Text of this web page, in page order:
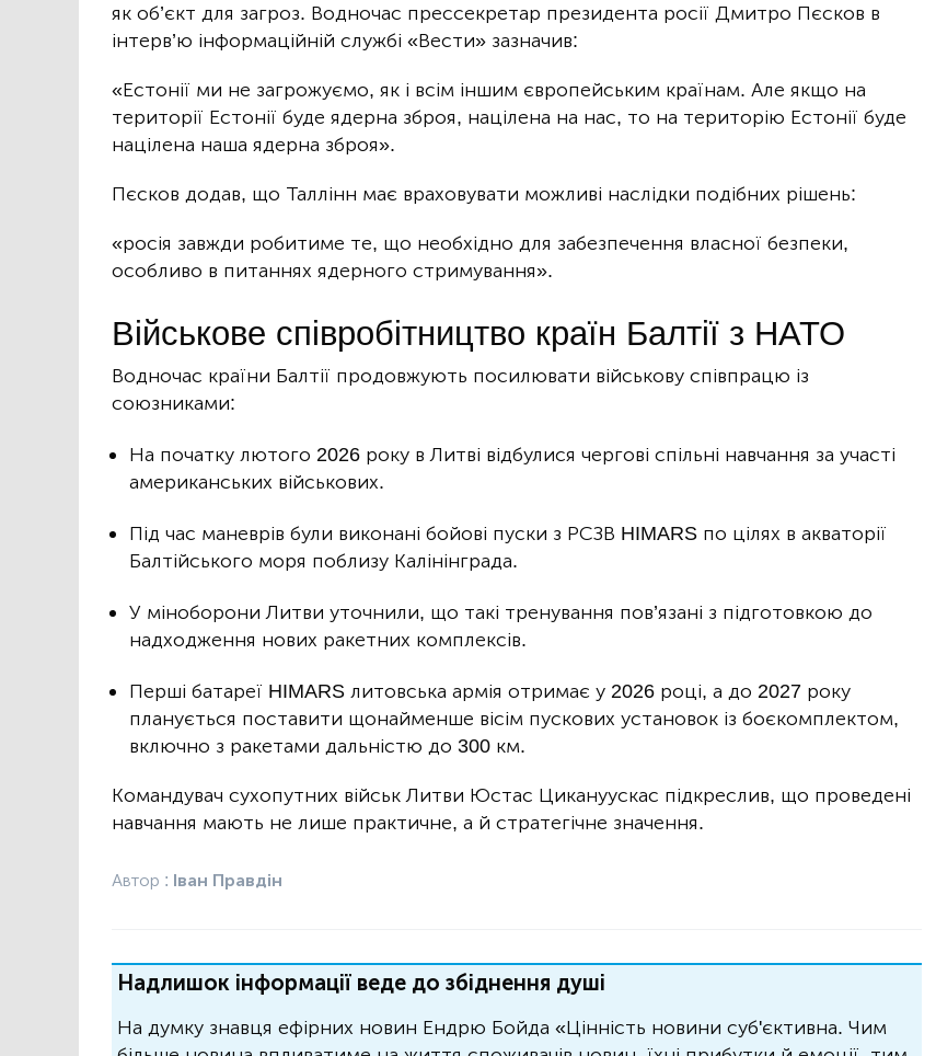
як об’єкт для загроз. Водночас прессекретар президента росії Дмитро Пєсков в
інтерв’ю інформаційній службі «Вести» зазначив:
«Естонії ми не загрожуємо, як і всім іншим європейським країнам. Але якщо на
території Естонії буде ядерна зброя, націлена на нас, то на територію Естонії буде
націлена наша ядерна зброя».
Пєсков додав, що Таллінн має враховувати можливі наслідки подібних рішень:
«росія завжди робитиме те, що необхідно для забезпечення власної безпеки,
особливо в питаннях ядерного стримування».
Військове співробітництво країн Балтії з НАТО
Водночас країни Балтії продовжують посилювати військову співпрацю із
союзниками:
На початку лютого 2026 року в Литві відбулися чергові спільні навчання за участі
американських військових.
Під час маневрів були виконані бойові пуски з РСЗВ HIMARS по цілях в акваторії
Балтійського моря поблизу Калінінграда.
У міноборони Литви уточнили, що такі тренування пов’язані з підготовкою до
надходження нових ракетних комплексів.
Перші батареї HIMARS литовська армія отримає у 2026 році, а до 2027 року
планується поставити щонайменше вісім пускових установок із боєкомплектом,
включно з ракетами дальністю до 300 км.
Командувач сухопутних військ Литви Юстас Цикануускас підкреслив, що проведені
навчання мають не лише практичне, а й стратегічне значення.
Автор : Іван Правдін
Надлишок інформації веде до збіднення душі
На думку знавця ефірних новин Ендрю Бойда «Цінність новини суб'єктивна. Чим